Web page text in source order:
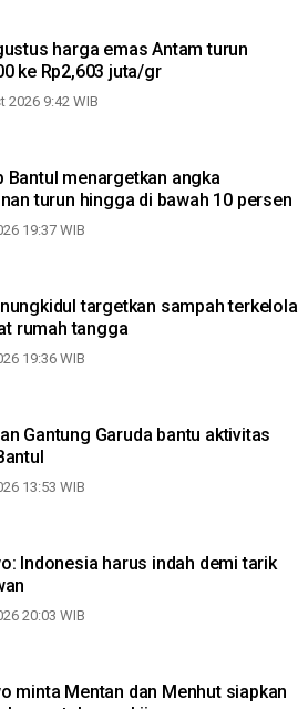
harga emas Antam turun
ke Rp2,603 juta/gr
2026 9:42 WIB
Bantul menargetkan angka
turun hingga di bawah 10 persen
19:37 WIB
targetkan sampah terkelola
rumah tangga
19:36 WIB
Gantung Garuda bantu aktivitas
13:53 WIB
Indonesia harus indah demi tarik
20:03 WIB
minta Mentan dan Menhut siapkan